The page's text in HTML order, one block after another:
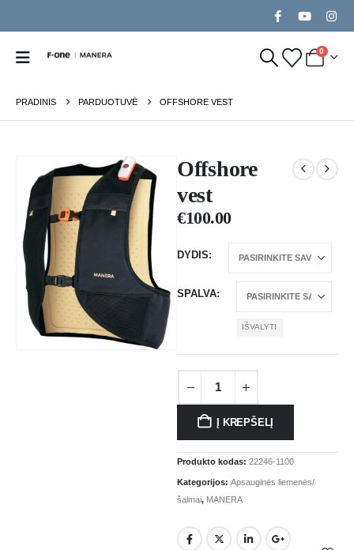
0
PRADINIS PARDUOTUVĖ OFFSHORE VEST
Offshore
vest
€100.00
DYDIS
SPALVA
IŠVALYTI
Į KREPŠELĮ
Produkto kodas: 22246-1100
Kategorijos: Apsauginės liemenės/
šalmai, MANERA